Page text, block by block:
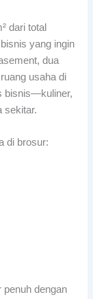
dari total
yang ingin
dua
usaha di
bisnis—kuliner,
sekitar.
di brosur:
penuh dengan